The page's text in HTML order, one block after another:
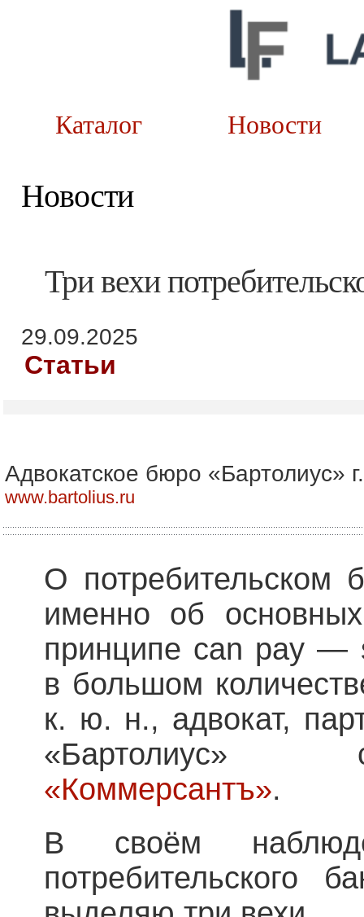
Каталог
Новости
Три вехи
29.09.2025
Статьи
Адвокатское бюро «Бартолиус»
www.bartolius.ru
О потребительском
именно об
принципе can pay —
в большом
к. ю. н., адвокат,
«Бартолиус»
«Коммерсантъ».
В своём
потребительского